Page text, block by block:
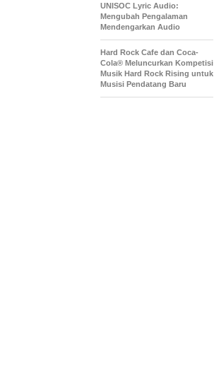
UNISOC Lyric Audio:
Mengubah Pengalaman
Mendengarkan Audio
Hard Rock Cafe dan Coca-
Cola® Meluncurkan Kompetisi
Musik Hard Rock Rising untuk
Musisi Pendatang Baru